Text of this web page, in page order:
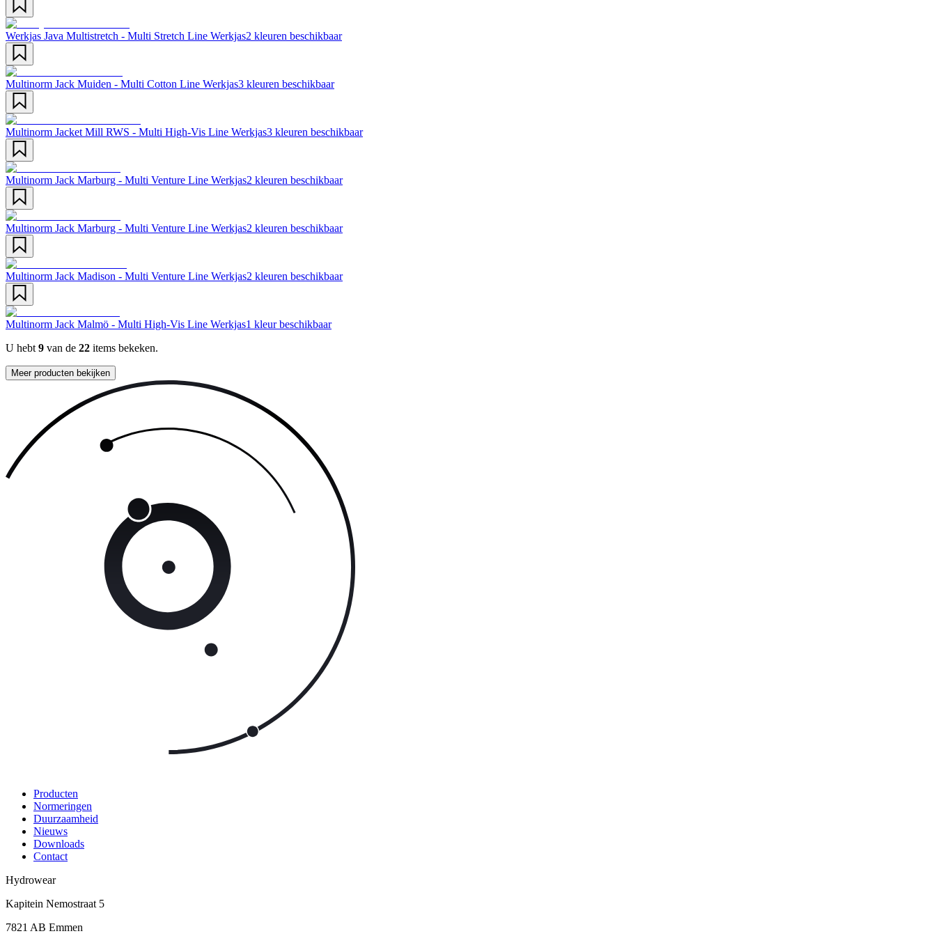
Werkjas Java Multistretch - Multi Stretch Line Werkjas2 kleuren beschikbaar
Multinorm Jack Muiden - Multi Cotton Line Werkjas3 kleuren beschikbaar
Multinorm Jacket Mill RWS - Multi High-Vis Line Werkjas3 kleuren beschikbaar
Multinorm Jack Marburg - Multi Venture Line Werkjas2 kleuren beschikbaar
Multinorm Jack Marburg - Multi Venture Line Werkjas2 kleuren beschikbaar
Multinorm Jack Madison - Multi Venture Line Werkjas2 kleuren beschikbaar
Multinorm Jack Malmö - Multi High-Vis Line Werkjas1 kleur beschikbaar
U hebt 9 van de 22 items bekeken.
Meer producten bekijken
Producten
Normeringen
Duurzaamheid
Nieuws
Downloads
Contact
Hydrowear
Kapitein Nemostraat 5
7821 AB Emmen